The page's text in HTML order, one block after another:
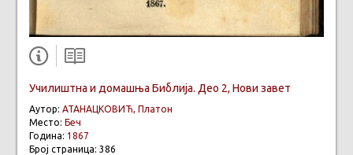
Училиштна и домашња Библија. Део 2, Нови завет
Аутор: АТАНАЦКОВИЋ, Платон
Место: Беч
Година: 1867
Број страница: 386